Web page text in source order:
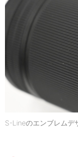
S-Lineのエンブレムデ